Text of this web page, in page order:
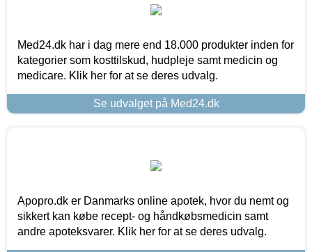
Med24.dk har i dag mere end 18.000 produkter inden for
kategorier som kosttilskud, hudpleje samt medicin og
medicare. Klik her for at se deres udvalg.
Se udvalget på Med24.dk
Apopro.dk er Danmarks online apotek, hvor du nemt og
sikkert kan købe recept- og håndkøbsmedicin samt
andre apoteksvarer. Klik her for at se deres udvalg.